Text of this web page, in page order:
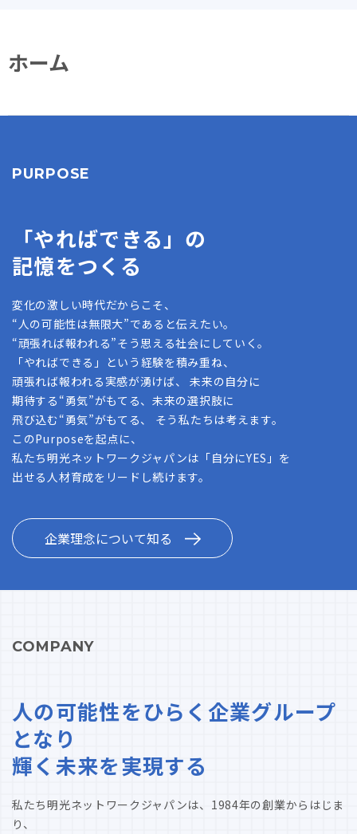
ホーム
PURPOSE
「やればできる」の
記憶をつくる
変化の激しい時代だからこそ、
“人の可能性は無限大”であると伝えたい。
“頑張れば報われる”そう思える社会にしていく。
「やればできる」という経験を積み重ね、
頑張れば報われる実感が湧けば、 未来の自分に
期待する“勇気”がもてる、未来の選択肢に
飛び込む“勇気”がもてる、 そう私たちは考えます。
このPurposeを起点に、
私たち明光ネットワークジャパンは「自分にYES」を
出せる人材育成をリードし続けます。
企業理念について知る
COMPANY
人の可能性をひらく企業グループ
となり
輝く未来を実現する
私たち明光ネットワークジャパンは、1984年の創業からはじま
り、